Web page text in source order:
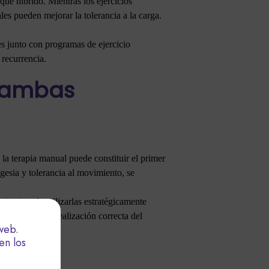
pueden mejorar la tolerancia a la carga.
junto con programas de ejercicio
terapia manual puede constituir el primer
y tolerancia al movimiento, se
sino de utilizarlas estratégicamente
dificulten la realización correcta del
los